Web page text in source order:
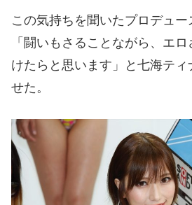
この気持ちを聞いたプロデュ
「闘いもさることながら、エ
けたらと思います」と七海テ
せた。